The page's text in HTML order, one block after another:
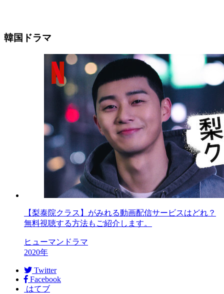
韓国ドラマ
【梨泰院クラス】がみれる動画配信サービスはどれ？
無料視聴する方法もご紹介します。
ヒューマンドラマ
2020年
Twitter
Facebook
はてブ